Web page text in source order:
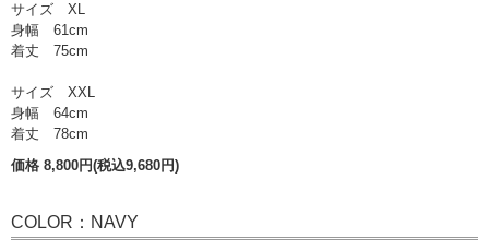
サイズ XL
身幅 61cm
着丈 75cm
サイズ XXL
身幅 64cm
着丈 78cm
価格 8,800円(税込9,680円)
COLOR：NAVY